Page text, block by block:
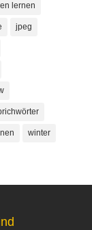
lernen
jpeg
winter